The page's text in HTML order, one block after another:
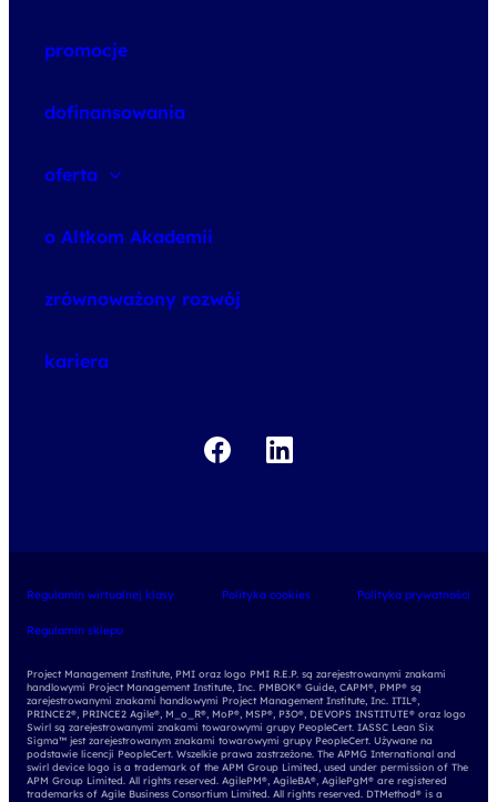
promocje
dofinansowania
oferta
o Altkom Akademii
zrównoważony rozwój
kariera
Regulamin wirtualnej klasy Polityka cookies Polityka prywatności
Regulamin sklepu
Project Management Institute, PMI oraz logo PMI R.E.P. są zarejestrowanymi znakami
handlowymi Project Management Institute, Inc. PMBOK® Guide, CAPM®, PMP® są
zarejestrowanymi znakami handlowymi Project Management Institute, Inc. ITIL®,
PRINCE2®, PRINCE2 Agile®, M_o_R®, MoP®, MSP®, P3O®, DEVOPS INSTITUTE® oraz logo
Swirl są zarejestrowanymi znakami towarowymi grupy PeopleCert. IASSC Lean Six
Sigma™ jest zarejestrowanym znakami towarowymi grupy PeopleCert. Używane na
podstawie licencji PeopleCert. Wszelkie prawa zastrzeżone. The APMG International and
swirl device logo is a trademark of the APM Group Limited, used under permission of The
APM Group Limited. All rights reserved. AgilePM®, AgileBA®, AgilePgM® are registered
trademarks of Agile Business Consortium Limited. All rights reserved. DTMethod® is a